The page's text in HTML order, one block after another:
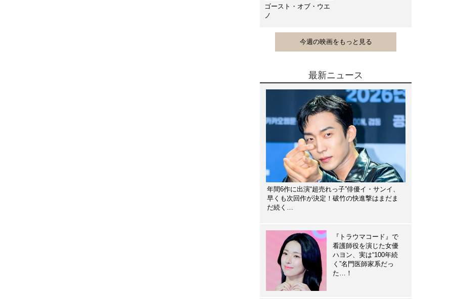
ゴースト・オブ・ウエ
ノ
今週の映画をもっと見る
最新ニュース
年間6作に出演“超売れっ子”俳優イ・サンイ、
早くも次回作が決定！破竹の快進撃はまだま
だ続く…
『トラウマコード』で
看護師役を演じた女優
ハヨン、実は“100年続
く”名門医師家系だっ
た…！